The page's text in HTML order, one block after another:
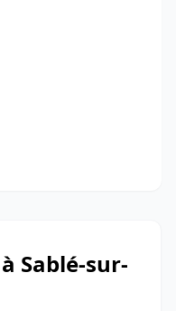
Sablé-sur-